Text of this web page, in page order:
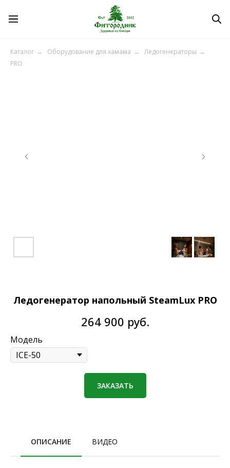
Каталог → Оборудование для хамама → Ледогенераторы →
PRO
Ледогенератор напольный SteamLux PRO
264 900 руб.
Модель
ЗАКАЗАТЬ
ОПИСАНИЕ ВИДЕО